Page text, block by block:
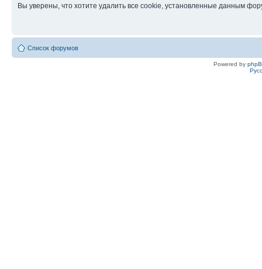
Вы уверены, что хотите удалить все cookie, установленные данным
Список форумов
Powered by